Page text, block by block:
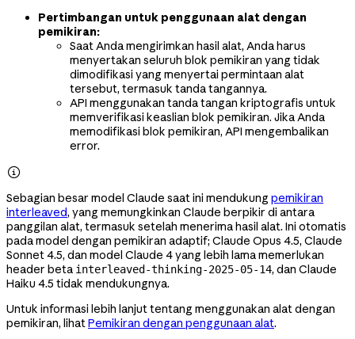
Pertimbangan untuk penggunaan alat dengan
pemikiran:
Saat Anda mengirimkan hasil alat, Anda harus
menyertakan seluruh blok pemikiran yang tidak
dimodifikasi yang menyertai permintaan alat
tersebut, termasuk tanda tangannya.
API menggunakan tanda tangan kriptografis untuk
memverifikasi keaslian blok pemikiran. Jika Anda
memodifikasi blok pemikiran, API mengembalikan
error.

Sebagian besar model Claude saat ini mendukung pemikiran
interleaved, yang memungkinkan Claude berpikir di antara
panggilan alat, termasuk setelah menerima hasil alat. Ini otomatis
pada model dengan pemikiran adaptif; Claude Opus 4.5, Claude
Sonnet 4.5, dan model Claude 4 yang lebih lama memerlukan
header beta interleaved-thinking-2025-05-14, dan Claude
Haiku 4.5 tidak mendukungnya.
Untuk informasi lebih lanjut tentang menggunakan alat dengan
pemikiran, lihat Pemikiran dengan penggunaan alat.